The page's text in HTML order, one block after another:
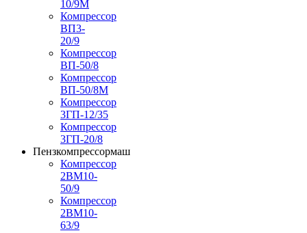
10/9М
Компрессор
ВП3-
20/9
Компрессор
ВП-50/8
Компрессор
ВП-50/8М
Компрессор
3ГП-12/35
Компрессор
3ГП-20/8
Пензкомпрессормаш
Компрессор
2ВМ10-
50/9
Компрессор
2ВМ10-
63/9